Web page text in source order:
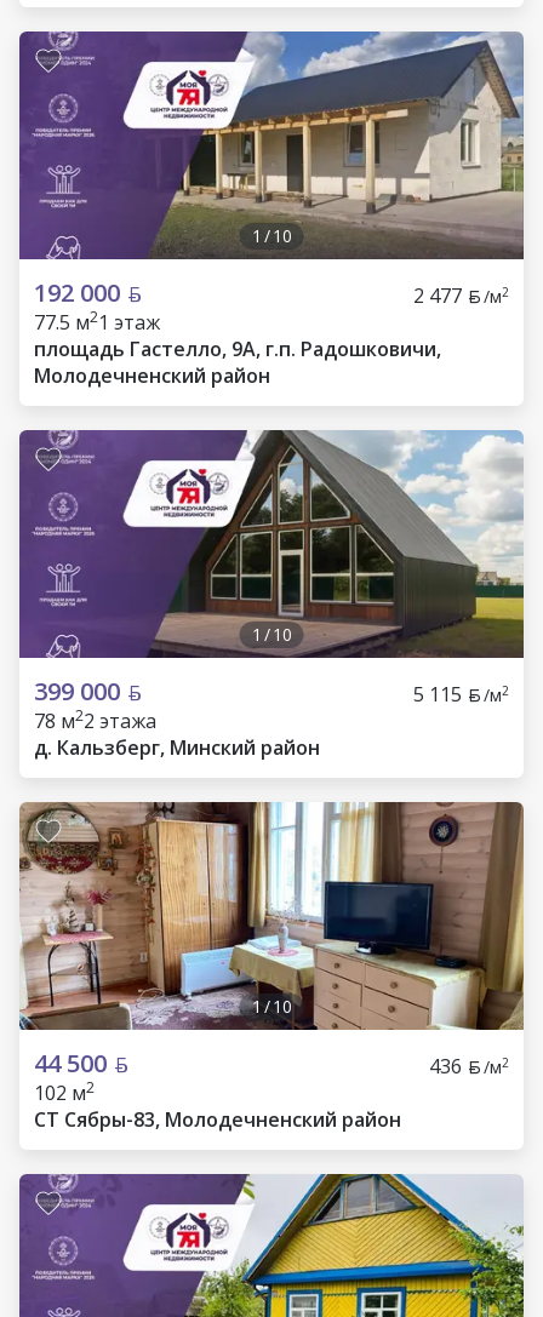
1 /10
192 000 2 477 /м2
77.5 м21 этаж
площадь Гастелло, 9А, г.п. Радошковичи,
Молодечненский район
1 /10
399 000 5 115 /м2
78 м22 этажа
д. Кальзберг, Минский район
1 /10
44 500 436 /м2
102 м2
СТ Сябры-83, Молодечненский район